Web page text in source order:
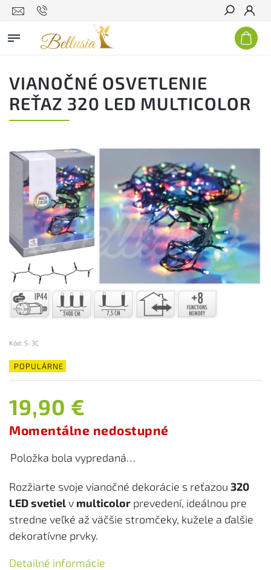
Hľadať
VIANOČNÉ OSVETLENIE
REŤAZ 320 LED MULTICOLOR
Kód: S-3C
POPULÁRNE
19,90 €
Momentálne nedostupné
Položka bola vypredaná…
Rozžiarte svoje vianočné dekorácie s reťazou 320
LED svetielv multicolor prevedení, ideálnou pre
stredne veľké až väčšie stromčeky, kužele a ďalšie
dekoratívne prvky.
Detailné informácie